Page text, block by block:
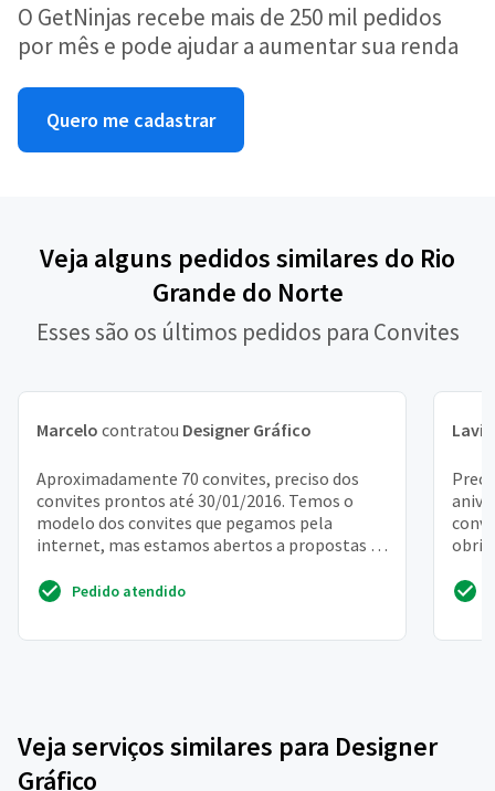
O GetNinjas recebe mais de 250 mil pedidos
por mês e pode ajudar a aumentar sua renda
Quero me cadastrar
Veja alguns pedidos similares do Rio
Grande do Norte
Esses são os últimos pedidos para Convites
Marcelo contratou Designer Gráfico
Aproximadamente 70 convites, preciso dos
convites prontos até 30/01/2016. Temos o
modelo dos convites que pegamos pela
internet, mas estamos abertos a propostas se
Pedido atendido
Veja serviços similares para Designer
Gráfico